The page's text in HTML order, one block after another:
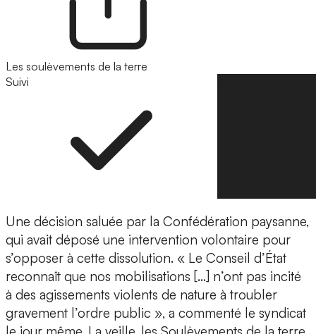
Les soulèvements de la terre
Suivi
Une décision saluée par la Confédération paysanne,
qui avait déposé une intervention volontaire pour
s’opposer à cette dissolution. « Le Conseil d’État
reconnaît que nos mobilisations […] n’ont pas incité
à des agissements violents de nature à troubler
gravement l’ordre public », a commenté le syndicat